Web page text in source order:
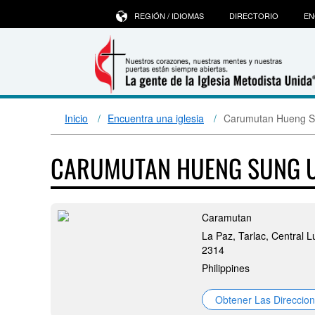
REGIÓN / IDIOMAS DIRECTORIO
Inicio Encuentra una iglesia Carumutan Hueng
CARUMUTAN HUENG SUNG
Caramutan
La Paz, Tarlac, Central
2314
Philippines
Obtener Las